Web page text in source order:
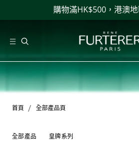
購物滿HK$500，港澳
首頁 / 全部產品頁
全部產品 皇牌系列